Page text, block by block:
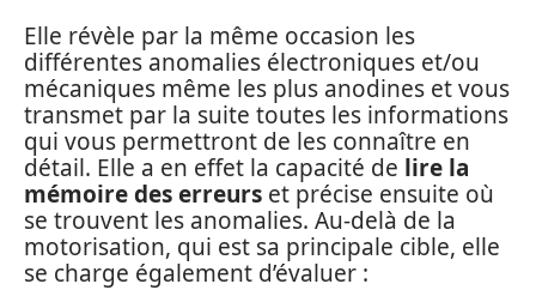
Elle révèle par la même occasion les
différentes anomalies électroniques et/ou
mécaniques même les plus anodines et vous
transmet par la suite toutes les informations
qui vous permettront de les connaître en
détail. Elle a en effet la capacité de lire la
mémoire des erreurs et précise ensuite où
se trouvent les anomalies. Au-delà de la
motorisation, qui est sa principale cible, elle
se charge également d’évaluer :